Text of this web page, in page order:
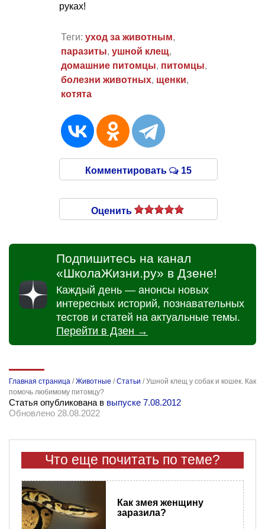
руках!
Теги: уход за животным,
паразиты, ушной клещ,
домашние питомцы, питомцы,
болезни животных, щенки,
котята
Комментировать 15
Оценить
Подпишитесь на канал
«ШколаЖизни.ру» в Дзене!
Каждый день — анонсы новых
интересных историй, познавательных
тестов и статей на актуальные темы.
Перейти в Дзен →
Главная страница /Животные /Статьи /Ушной клещ у собак и кошек. Как
помочь любимому питомцу?
Статья опубликована в выпуске 7.08.2012
Обновлено 28.08.2022
Что еще почитать по теме?
Как змея женщину
заразила?